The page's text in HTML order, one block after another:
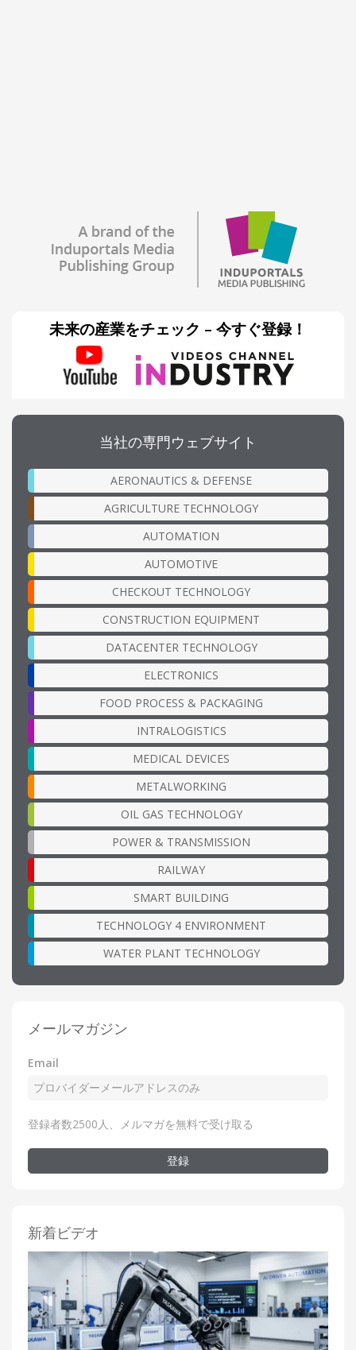
未来の産業をチェック – 今すぐ登録！
当社の専門ウェブサイト
AERONAUTICS & DEFENSE
AGRICULTURE TECHNOLOGY
AUTOMATION
AUTOMOTIVE
CHECKOUT TECHNOLOGY
CONSTRUCTION EQUIPMENT
DATACENTER TECHNOLOGY
ELECTRONICS
FOOD PROCESS & PACKAGING
INTRALOGISTICS
MEDICAL DEVICES
METALWORKING
OIL GAS TECHNOLOGY
POWER & TRANSMISSION
RAILWAY
SMART BUILDING
TECHNOLOGY 4 ENVIRONMENT
WATER PLANT TECHNOLOGY
メールマガジン
Email
登録者数2500人、メルマガを無料で受け取る
登録
新着ビデオ